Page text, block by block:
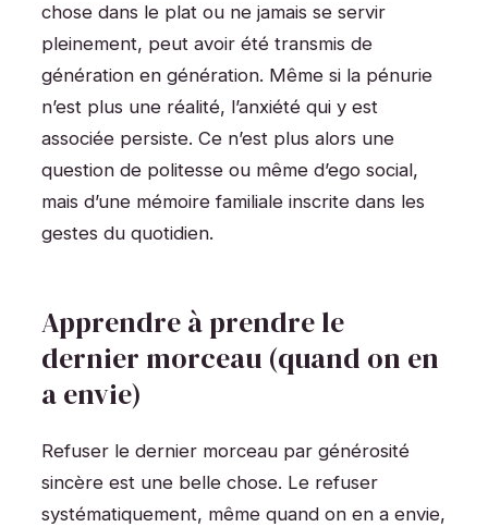
chose dans le plat ou ne jamais se servir
pleinement, peut avoir été transmis de
génération en génération. Même si la pénurie
n’est plus une réalité, l’anxiété qui y est
associée persiste. Ce n’est plus alors une
question de politesse ou même d’ego social,
mais d’une mémoire familiale inscrite dans les
gestes du quotidien.
Apprendre à prendre le
dernier morceau (quand on en
a envie)
Refuser le dernier morceau par générosité
sincère est une belle chose. Le refuser
systématiquement, même quand on en a envie,